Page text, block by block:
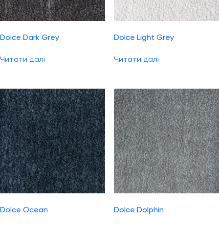
Dolce Dark Grey
Читати далі
Dolce Light Grey
Читати далі
Dolce Ocean Dolce Dolphin